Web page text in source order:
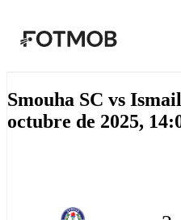
Smouha SC vs
octubre de 2025,